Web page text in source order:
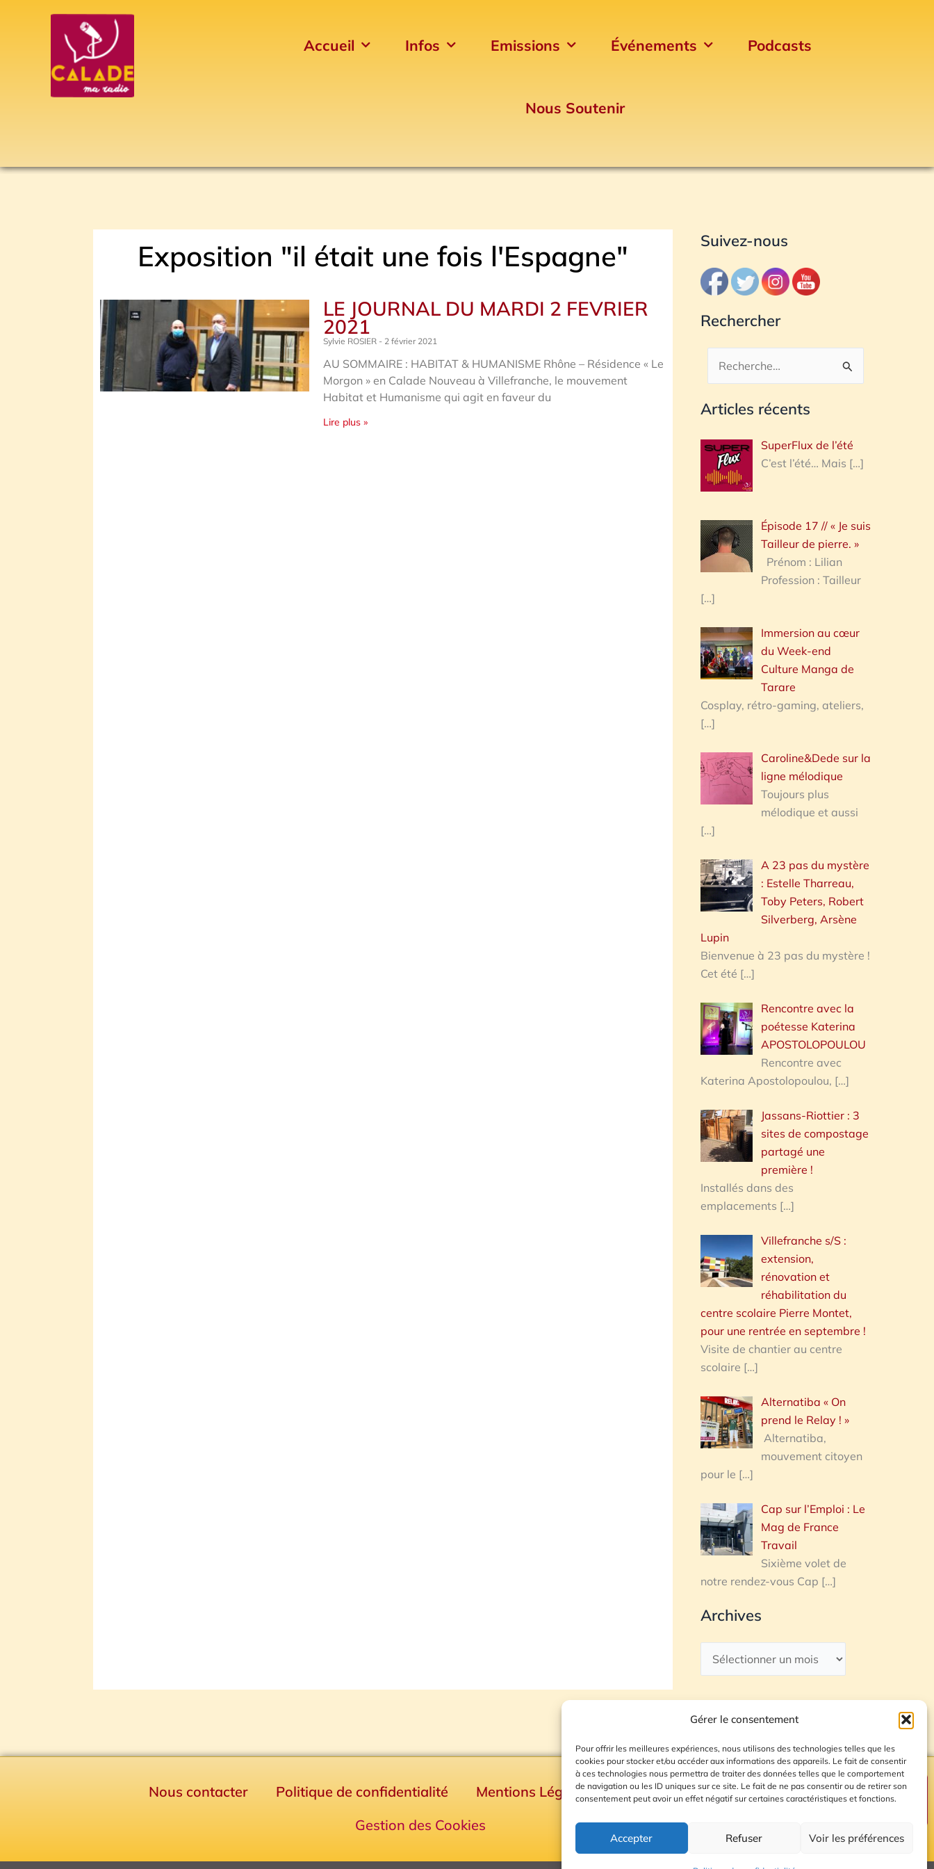
Gérer le consentement
Pour offrir les meilleures expériences, nous utilisons des technologies telles que les
cookies pour stocker et/ou accéder aux informations des appareils. Le fait de consentir
à ces technologies nous permettra de traiter des données telles que le comportement
de navigation ou les ID uniques sur ce site. Le fait de ne pas consentir ou de retirer son
consentement peut avoir un effet négatif sur certaines caractéristiques et fonctions.
Accepter Refuser Voir les préférences
Accueil Infos Emissions Événements Podcasts
Nous Soutenir
Exposition "il était une fois l'Espagne"
LE JOURNAL DU MARDI 2 FEVRIER
2021
Sylvie ROSIER 2 février 2021
AU SOMMAIRE : HABITAT & HUMANISME Rhône – Résidence « Le
Morgon » en Calade Nouveau à Villefranche, le mouvement
Habitat et Humanisme qui agit en faveur du
Lire plus »
Suivez-nous
Rechercher
Rechercher :
Articles récents
SuperFlux de l’été
C’est l’été… Mais […]
Épisode 17 // « Je suis
Tailleur de pierre. »
Prénom : Lilian
Profession : Tailleur
[…]
Immersion au cœur
du Week-end
Culture Manga de
Tarare
Cosplay, rétro-gaming, ateliers,
[…]
Caroline&Dede sur la
ligne mélodique
Toujours plus
mélodique et aussi
[…]
A 23 pas du mystère
: Estelle Tharreau,
Toby Peters, Robert
Silverberg, Arsène
Lupin
Bienvenue à 23 pas du mystère !
Cet été […]
Rencontre avec la
poétesse Katerina
APOSTOLOPOULOU
Rencontre avec
Katerina Apostolopoulou, […]
Jassans-Riottier : 3
sites de compostage
partagé une
première !
Installés dans des
emplacements […]
Villefranche s/S :
extension,
rénovation et
réhabilitation du
centre scolaire Pierre Montet,
pour une rentrée en septembre !
Visite de chantier au centre
scolaire […]
Alternatiba « On
prend le Relay ! »
Alternatiba,
mouvement citoyen
pour le […]
Cap sur l’Emploi : Le
Mag de France
Travail
Sixième volet de
notre rendez-vous Cap […]
Archives
Archives
Nous contacter Politique de confidentialité Mentions Légales
Plan du site
Gestion des Cookies